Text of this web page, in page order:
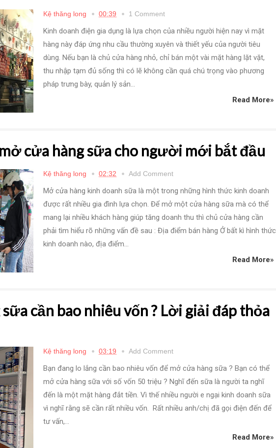
Kệ thăng long 00:39 1 Comment
Kinh doanh điện gia dụng là lựa chọn của nhiều người hiện nay vì mặt
hàng này đáp ứng nhu cầu thường xuyên và thiết yếu của người tiêu
dùng. Nếu bạn là chủ cửa hàng nhỏ, chỉ bán một vài mặt hàng lặt vặt,
thu nhập tạm đủ sống thì có lẽ không cần quá chú trọng vào phương
pháp trưng bày, quản lý sản...
Read More»
cửa hàng sữa cho người mới bắt đầu
Kệ thăng long 02:32 Add Comment
Mở cửa hàng kinh doanh sữa là một trong những hình thức kinh doanh
được rất nhiều gia đình lựa chọn. Để mở một cửa hàng sữa mà có thể
mang lại nhiều khách hàng giúp tăng doanh thu thì chủ cửa hàng cần
phải tìm hiểu rõ những vấn đề sau : Địa điểm bán hàng Ở bất kì hình thức
kinh doanh nào, địa điểm...
Read More»
cần bao nhiêu vốn ? Lời giải đáp thỏa
Kệ thăng long 03:19 Add Comment
Bạn đang lo lắng cần bao nhiêu vốn để mở cửa hàng sữa ? Bạn có thể
mở cửa hàng sữa với số vốn 50 triệu ? Nghĩ đến sữa là người ta nghĩ
đến là một mặt hàng đắt tiền. Vì thế nhiều người e ngại kinh doanh sữa
vì nghĩ rằng sẽ cần rất nhiều vốn. Rất nhiều anh/chị đã gọi điện đến để
tư vấn,...
Read More»